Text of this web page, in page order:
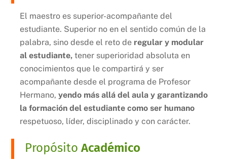
El maestro es superior-acompañante del
estudiante. Superior no en el sentido común de la
palabra, sino desde el reto de regular y modular
al estudiante,tener superioridad absoluta en
conocimientos que le compartirá y ser
acompañante desde el programa de Profesor
Hermano, yendo más allá del aula y garantizando
la formación del estudiante como ser humano
respetuoso, líder, disciplinado y con carácter.
Propósito Académico